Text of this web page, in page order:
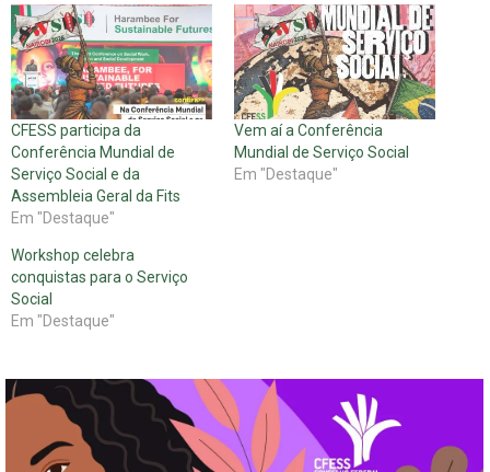
CFESS participa da
Conferência Mundial de
Serviço Social e da
Assembleia Geral da Fits
Em "Destaque"
Vem aí a Conferência
Mundial de Serviço Social
Em "Destaque"
Workshop celebra
conquistas para o Serviço
Social
Em "Destaque"